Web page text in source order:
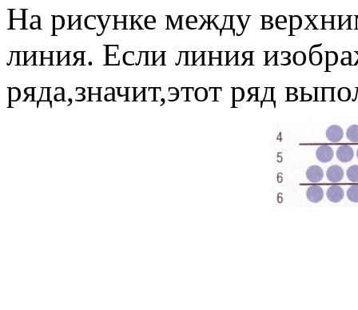
На рисунке между
линия. Если линия
ряда,значит,этот ряд